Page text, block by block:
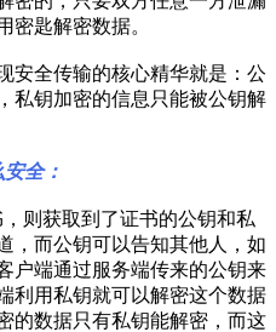
密匙解密数据。
安全传输的核心精华就是：公
私钥加密的信息只能被公钥解
全：
则获取到了证书的公钥和私
，而公钥可以告知其他人，如
户端通过服务端传来的公钥来
利用私钥就可以解密这个数据
的数据只有私钥能解密，而这